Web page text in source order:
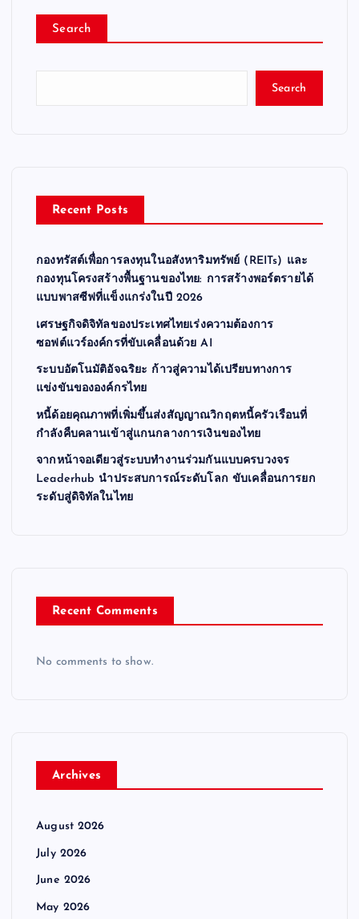
Search
Search
Recent Posts
กองทรัสต์เพื่อการลงทุนในอสังหาริมทรัพย์ (REITs) และ
กองทุนโครงสร้างพื้นฐานของไทย: การสร้างพอร์ตรายได้
แบบพาสซีฟที่แข็งแกร่งในปี 2026
เศรษฐกิจดิจิทัลของประเทศไทยเร่งความต้องการ
ซอฟต์แวร์องค์กรที่ขับเคลื่อนด้วย AI
ระบบอัตโนมัติอัจฉริยะ ก้าวสู่ความได้เปรียบทางการ
แข่งขันขององค์กรไทย
หนี้ด้อยคุณภาพที่เพิ่มขึ้นส่งสัญญาณวิกฤตหนี้ครัวเรือนที่
กำลังคืบคลานเข้าสู่แกนกลางการเงินของไทย
จากหน้าจอเดียวสู่ระบบทำงานร่วมกันแบบครบวงจร
Leaderhub นำประสบการณ์ระดับโลก ขับเคลื่อนการยก
ระดับสู่ดิจิทัลในไทย
Recent Comments
No comments to show.
Archives
August 2026
July 2026
June 2026
May 2026